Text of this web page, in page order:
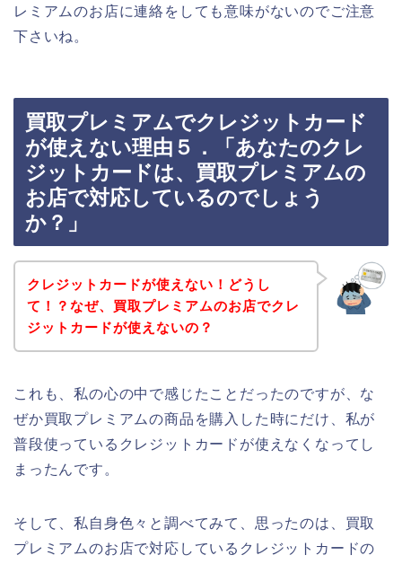
レミアムのお店に連絡をしても意味がないのでご注意
下さいね。
買取プレミアムでクレジットカード
が使えない理由５．「あなたのクレ
ジットカードは、買取プレミアムの
お店で対応しているのでしょう
か？」
クレジットカードが使えない！どうし
て！？なぜ、買取プレミアムのお店でクレ
ジットカードが使えないの？
これも、私の心の中で感じたことだったのですが、な
ぜか買取プレミアムの商品を購入した時にだけ、私が
普段使っているクレジットカードが使えなくなってし
まったんです。
そして、私自身色々と調べてみて、思ったのは、買取
プレミアムのお店で対応しているクレジットカードの